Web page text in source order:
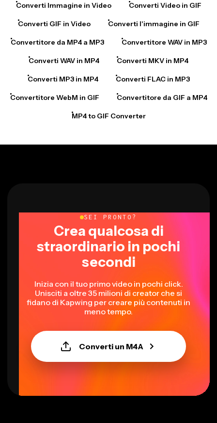
Converti Immagine in Video Converti Video in GIF
Converti GIF in Video Converti l'immagine in GIF
Convertitore da MP4 a MP3 Convertitore WAV in MP3
Converti WAV in MP4 Converti MKV in MP4
Converti MP3 in MP4 Converti FLAC in MP3
Convertitore WebM in GIF Convertitore da GIF a MP4
MP4 to GIF Converter
SEI PRONTO?
Crea qualcosa di
straordinario in pochi
secondi
Inizia con il tuo primo video in pochi click.
Unisciti a oltre 35 milioni di creator che si
fidano di Kapwing per creare più contenuti in
meno tempo.
Converti un M4A